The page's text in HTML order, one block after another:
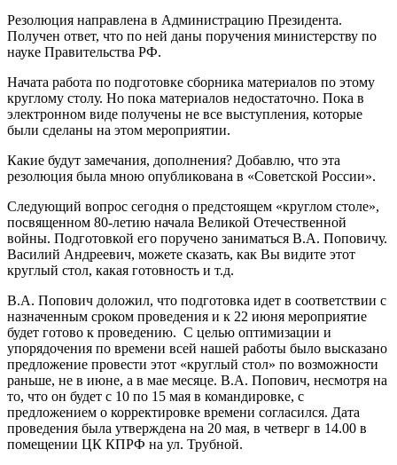
Резолюция направлена в Администрацию Президента.
Получен ответ, что по ней даны поручения министерству по
науке Правительства РФ.
Начата работа по подготовке сборника материалов по этому
круглому столу. Но пока материалов недостаточно. Пока в
электронном виде получены не все выступления, которые
были сделаны на этом мероприятии.
Какие будут замечания, дополнения? Добавлю, что эта
резолюция была мною опубликована в «Советской России».
Следующий вопрос сегодня о предстоящем «круглом столе»,
посвященном 80-летию начала Великой Отечественной
войны. Подготовкой его поручено заниматься В.А. Поповичу.
Василий Андреевич, можете сказать, как Вы видите этот
круглый стол, какая готовность и т.д.
В.А. Попович доложил, что подготовка идет в соответствии с
назначенным сроком проведения и к 22 июня мероприятие
будет готово к проведению. С целью оптимизации и
упорядочения по времени всей нашей работы было высказано
предложение провести этот «круглый стол» по возможности
раньше, не в июне, а в мае месяце. В.А. Попович, несмотря на
то, что он будет с 10 по 15 мая в командировке, с
предложением о корректировке времени согласился. Дата
проведения была утверждена на 20 мая, в четверг в 14.00 в
помещении ЦК КПРФ на ул. Трубной.